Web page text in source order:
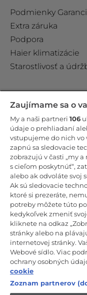
Podmienky
Extra záruka
Podpora
Haier klimatizácie
Starostlivosť a
Zostaňte v
CANDY HOOVER
PRÁVNE SÍDLO
(MB) – Taliansko –
Fumagalli snc – 20861
20871 Vimercate (MB) –
+39.039.2086.237 –
– Daňové identifikačné
Miláno-Monza-Brianza-
Identifikačné číslo
AEOF 211870 – Činnosť
Candy S.p.A.
SK / Slovensko
Zaujímame sa o
My a naši partneri 106
údaje o prehliadaní
vstupujeme do nich vo
zapnú sa sledovacie
zobrazujú v časti „my
s cieľom poskytnúť“,
alebo ak odvoláte svoj
Ak sú sledovacie
ktoré si prezeráte,
potreby môžete túto
kedykoľvek zmeniť
kliknete na odkaz
stránky alebo na
internetovej stránky.
Webové sídlo. Viac
ochrany osobných
cookie
Zoznam partnerov